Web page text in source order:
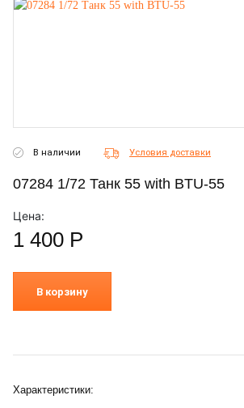
В наличии Условия доставки
07284 1/72 Танк 55 with BTU-55
Цена:
1 400 Р
В корзину
Характеристики: